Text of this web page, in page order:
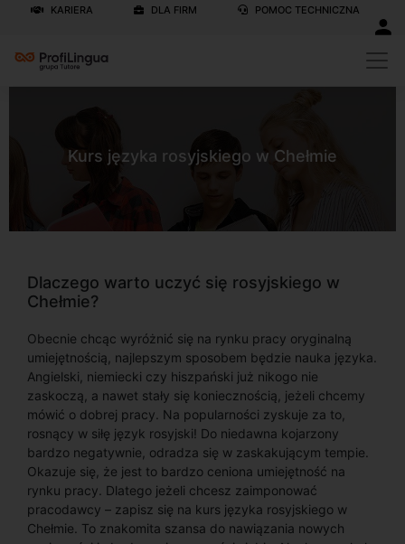
KARIERA DLA FIRM POMOC TECHNICZNA
Kurs języka rosyjskiego w Chełmie
Dlaczego warto uczyć się rosyjskiego w
Chełmie?
Obecnie chcąc wyróżnić się na rynku pracy oryginalną
umiejętnością, najlepszym sposobem będzie nauka języka.
Angielski, niemiecki czy hiszpański już nikogo nie
zaskoczą, a nawet stały się koniecznością, jeżeli chcemy
mówić o dobrej pracy. Na popularności zyskuje za to,
rosnący w siłę język rosyjski! Do niedawna kojarzony
bardzo negatywnie, odradza się w zaskakującym tempie.
Okazuje się, że jest to bardzo ceniona umiejętność na
rynku pracy. Dlatego jeżeli chcesz zaimponować
pracodawcy – zapisz się na kurs języka rosyjskiego w
Chełmie. To znakomita szansa do nawiązania nowych